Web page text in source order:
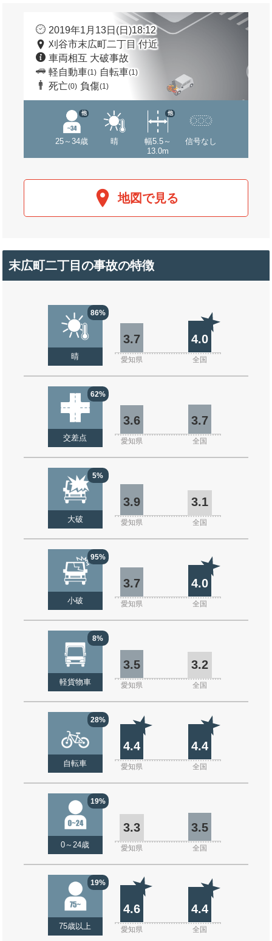
2019年1月13日(日)18:12
刈谷市末広町二丁目 付近
車両相互 大破事故
軽自動車(1) 自転車(1)
死亡(0) 負傷(1)
25～34歳
他
晴
幅5.5～
13.0m
他
信号なし
地図で見る
末広町二丁目の事故の特徴
86%
晴
3.7 4.0
愛知県 全国
62%
交差点
3.6 3.7
愛知県 全国
5%
大破
3.9 3.1
愛知県 全国
95%
小破
3.7 4.0
愛知県 全国
8%
軽貨物車
3.5 3.2
愛知県 全国
28%
自転車
4.4 4.4
愛知県 全国
19%
0～24歳
3.3 3.5
愛知県 全国
19%
75歳以上
4.6 4.4
愛知県 全国